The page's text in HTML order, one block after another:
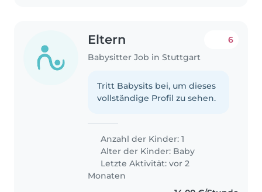
Eltern
Babysitter Job in Stuttgart
6
Tritt Babysits bei, um dieses
vollständige Profil zu sehen.
Anzahl der Kinder: 1
Alter der Kinder: Baby
Letzte Aktivität: vor 2
Monaten